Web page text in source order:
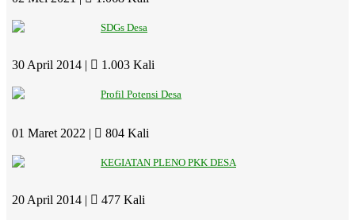
SDGs Desa
30 April 2014 | 1.003 Kali
Profil Potensi Desa
01 Maret 2022 | 804 Kali
KEGIATAN PLENO PKK DESA
20 April 2014 | 477 Kali